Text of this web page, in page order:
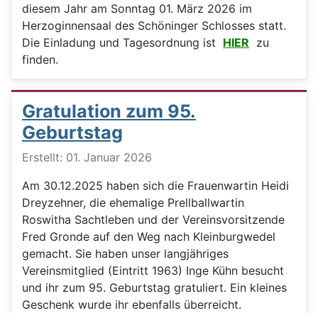
diesem Jahr am Sonntag 01. März 2026 im
Herzoginnensaal des Schöninger Schlosses statt.
Die Einladung und Tagesordnung ist HIER zu
finden.
Gratulation zum 95.
Geburtstag
Details
Erstellt: 01. Januar 2026
Am 30.12.2025 haben sich die Frauenwartin Heidi
Dreyzehner, die ehemalige Prellballwartin
Roswitha Sachtleben und der Vereinsvorsitzende
Fred Gronde auf den Weg nach Kleinburgwedel
gemacht. Sie haben unser langjähriges
Vereinsmitglied (Eintritt 1963) Inge Kühn besucht
und ihr zum 95. Geburtstag gratuliert. Ein kleines
Geschenk wurde ihr ebenfalls überreicht.